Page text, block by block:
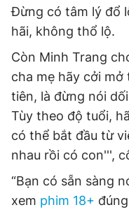
Đừng có tâm lý đổ
hãi, không thổ lộ.
Còn Minh Trang
cha mẹ hãy cởi mở
tiên, là đừng nói
Tùy theo độ tuổi,
có thể bắt đầu từ
nhau rồi có con''',
“Bạn có sẵn sàng
xem phim 18+